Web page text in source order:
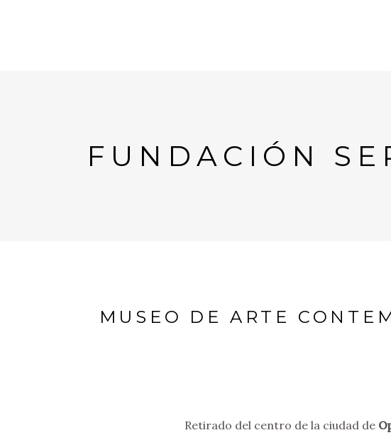
FUNDACIÓN
MUSEO DE ARTE
Retirado del centro de la ciudad de